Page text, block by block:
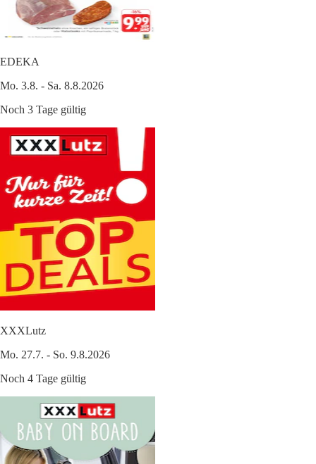
EDEKA
Mo. 3.8. - Sa. 8.8.2026
Noch 3 Tage gültig
XXXLutz
Mo. 27.7. - So. 9.8.2026
Noch 4 Tage gültig